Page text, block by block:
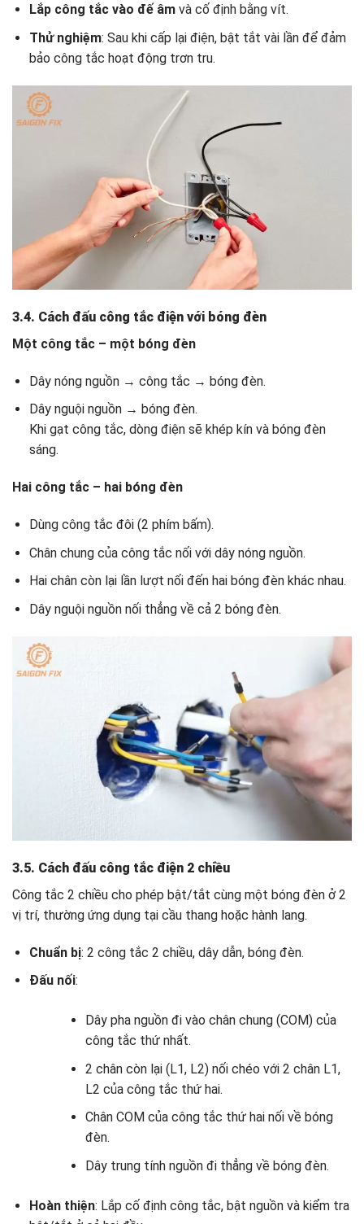
Lắp công tắc vào đế âmvà cố định bằng vít.
Thử nghiệm: Sau khi cấp lại điện, bật tắt vài lần để đảm
bảo công tắc hoạt động trơn tru.
3.4. Cách đấu công tắc điện với bóng đèn
Một công tắc – một bóng đèn
Dây nóng nguồn → công tắc → bóng đèn.
Dây nguội nguồn → bóng đèn.
Khi gạt công tắc, dòng điện sẽ khép kín và bóng đèn
sáng.
Hai công tắc – hai bóng đèn
Dùng công tắc đôi (2 phím bấm).
Chân chung của công tắc nối với dây nóng nguồn.
Hai chân còn lại lần lượt nối đến hai bóng đèn khác nhau.
Dây nguội nguồn nối thẳng về cả 2 bóng đèn.
3.5. Cách đấu công tắc điện 2 chiều
Công tắc 2 chiều cho phép bật/tắt cùng một bóng đèn ở 2
vị trí, thường ứng dụng tại cầu thang hoặc hành lang.
Chuẩn bị: 2 công tắc 2 chiều, dây dẫn, bóng đèn.
Đấu nối:
Dây pha nguồn đi vào chân chung (COM) của
công tắc thứ nhất.
2 chân còn lại (L1, L2) nối chéo với 2 chân L1,
L2 của công tắc thứ hai.
Chân COM của công tắc thứ hai nối về bóng
đèn.
Dây trung tính nguồn đi thẳng về bóng đèn.
Hoàn thiện: Lắp cố định công tắc, bật nguồn và kiểm tra